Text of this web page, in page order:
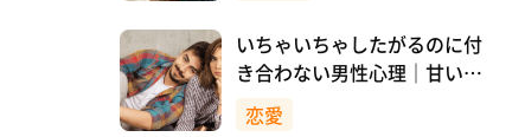
いちゃいちゃしたがるのに付
き合わない男性心理｜甘い時
間の裏にある本音とは
恋愛